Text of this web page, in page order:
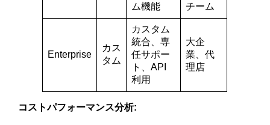
ム機能
チーム
Enterprise
カス
タム
カスタム
統合、専
任サポー
ト、API
利用
大企
業、代
理店
コストパフォーマンス分析: